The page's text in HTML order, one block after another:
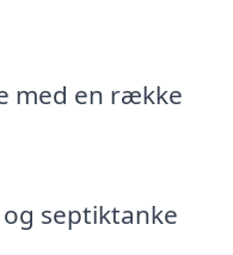
med en række
septiktanke